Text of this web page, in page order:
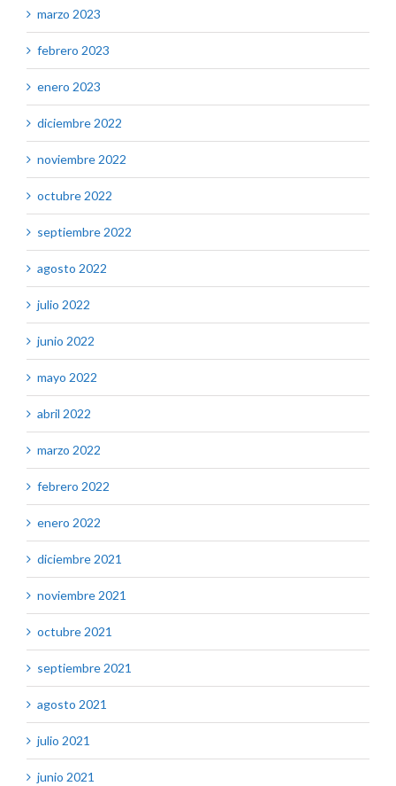
marzo 2023
febrero 2023
enero 2023
diciembre 2022
noviembre 2022
octubre 2022
septiembre 2022
agosto 2022
julio 2022
junio 2022
mayo 2022
abril 2022
marzo 2022
febrero 2022
enero 2022
diciembre 2021
noviembre 2021
octubre 2021
septiembre 2021
agosto 2021
julio 2021
junio 2021